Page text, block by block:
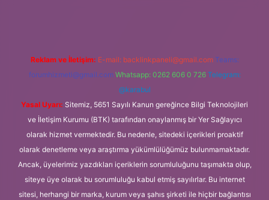
Reklam ve İletişim: E-mail: backlinkpaneli@gmail.com Teams:
forumhizmeti@gmail.com Whatsapp: 0262 606 0 726 Telegram:
@karabul
Yasal Uyarı: Sitemiz, 5651 Sayılı Kanun gereğince Bilgi Teknolojileri
ve İletişim Kurumu (BTK) tarafından onaylanmış bir Yer Sağlayıcı
olarak hizmet vermektedir. Bu nedenle, sitedeki içerikleri proaktif
olarak denetleme veya araştırma yükümlülüğümüz bulunmamaktadır.
Ancak, üyelerimiz yazdıkları içeriklerin sorumluluğunu taşımakta olup,
siteye üye olarak bu sorumluluğu kabul etmiş sayılırlar. Bu internet
sitesi, herhangi bir marka, kurum veya şahıs şirketi ile hiçbir bağlantısı